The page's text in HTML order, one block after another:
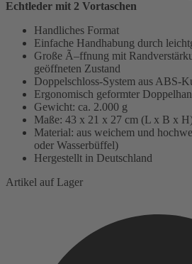
Echtleder mit 2 Vortaschen
Handliches Format
Einfache Handhabung durch
Große Ã–ffnung mit
geöffneten Zustand
Doppelschloss-System aus ABS-
Ergonomisch geformter
Gewicht: ca. 2.000 g
Maße: 43 x 21 x 27 cm (L x B x
Material: aus weichem und
oder Wasserbüffel)
Hergestellt in Deutschland
Artikel auf Lager